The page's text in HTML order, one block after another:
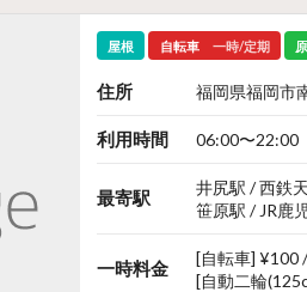
屋根 自転車 一時/定期
住所 福岡県福岡市
利用時間 06:00〜22:00
最寄駅
井尻駅 / 西鉄
笹原駅 / JR鹿
一時料金
[自転車] ¥100
[自動二輪